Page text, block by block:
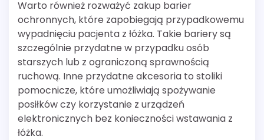
Warto również rozważyć zakup barier
ochronnych, które zapobiegają przypadkowemu
wypadnięciu pacjenta z łóżka. Takie bariery są
szczególnie przydatne w przypadku osób
starszych lub z ograniczoną sprawnością
ruchową. Inne przydatne akcesoria to stoliki
pomocnicze, które umożliwiają spożywanie
posiłków czy korzystanie z urządzeń
elektronicznych bez konieczności wstawania z
łóżka.